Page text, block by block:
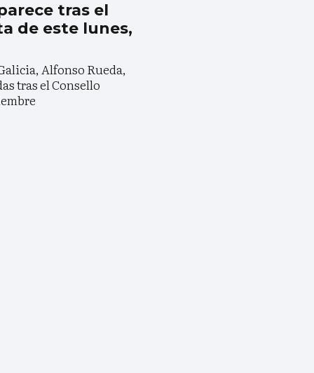
tras el
de este lunes,
Alfonso Rueda,
tras el Consello